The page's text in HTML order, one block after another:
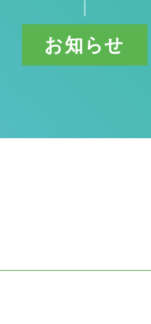
お知らせ